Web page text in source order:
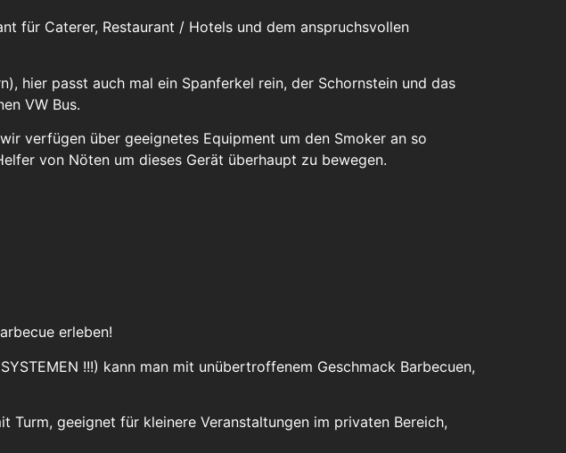
für Caterer, Restaurant / Hotels und dem anspruchsvollen
hier passt auch mal ein Spanferkel rein, der Schornstein und das
VW Bus.
verfügen über geeignetes Equipment um den Smoker an so
von Nöten um dieses Gerät überhaupt zu bewegen.
erleben!
!!!) kann man mit unübertroffenem Geschmack Barbecuen,
Turm, geeignet für kleinere Veranstaltungen im privaten Bereich,